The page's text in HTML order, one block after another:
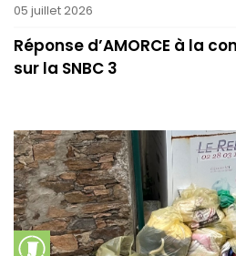
05 juillet 2026
Réponse d’AMORCE à la
sur la SNBC 3